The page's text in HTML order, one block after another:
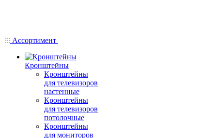
Ассортимент
Кронштейны
Кронштейны
для телевизоров
настенные
Кронштейны
для телевизоров
потолочные
Кронштейны
для мониторов